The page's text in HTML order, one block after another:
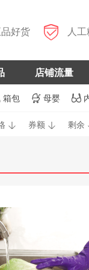
好货  人
店铺流量
箱包  母婴 
 券额  剩余